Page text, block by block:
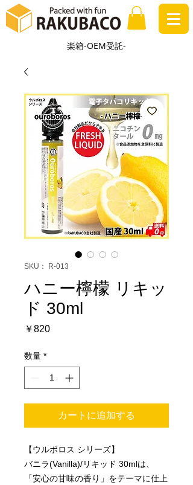
楽箱-OEM受託-
SKU： R-013
ハニー檸檬 リキッ
ド 30ml
￥820価
数量 *
カートに追加する
【ウルボロス シリーズ】
バニラ(Vanilla)/リキッド 30mlは、
「安心の甘味の香り」をテーマに仕上